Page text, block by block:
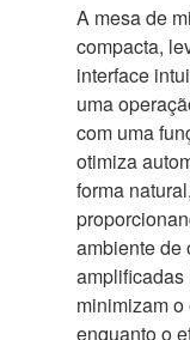
A mesa de
compacta,
interface
uma
com uma
otimiza
forma
ambiente de
amplificadas
minimizam
enquanto o